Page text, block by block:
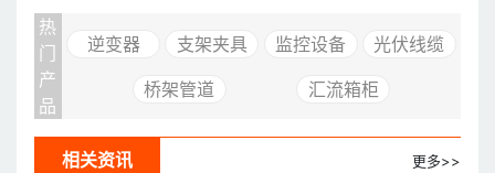
热
门
产
品
逆变器 支架夹具 监控设备 光伏线缆
桥架管道 汇流箱柜
相关资讯 更多>>